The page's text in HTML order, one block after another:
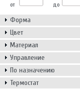
от до
Форма
Цвет
Материал
Управление
По назначению
Термостат